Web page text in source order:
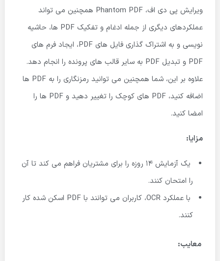
ویرایش پی دی اف، Phantom PDF همچنین می تواند
عملکردهای دیگری از جمله ادغام و تفکیک PDF ها، حاشیه
نویسی و به اشتراک گذاری فایل های PDF، ایجاد فرم های
PDF و تبدیل PDF به سایر قالب های پرونده را انجام دهد.
علاوه بر این، شما همچنین می توانید رمزنگاری را به PDF ها
اضافه کنید، PDF های کوچک را تغییر دهید و PDF ها را
امضا کنید.
مزایا:
یک آزمایش 14 روزه را برای مشتریان فراهم می کند تا آن
را امتحان کنند.
با عملکرد OCR، کاربران می توانند با PDF اسکن شده کار
کنند.
معایب: